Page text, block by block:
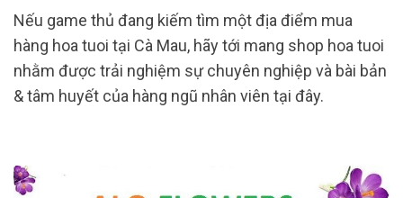
Nếu game thủ đang kiếm tìm một địa điểm mua
hàng hoa tuoi tại Cà Mau, hãy tới mang shop hoa tuoi
nhằm được trải nghiệm sự chuyên nghiệp và bài bản
& tâm huyết của hàng ngũ nhân viên tại đây.